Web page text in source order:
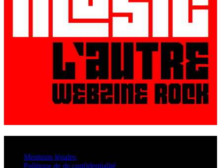
Mentions légales
Politique de de confidentialité